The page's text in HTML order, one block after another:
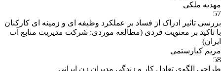
مهدیه ملکی
57
بررسی تاثیر ادراک از فساد بر عملکرد وظیفه ای و زمینه ای کارکنان
با تاکید بر معنویت فردی (مطالعه موردی: شرکت مدیریت منابع آب
ایران)
مریم کیارستمی
58
طراحی الگوی تعادل کار و زندگی مدیران زن ایرانی